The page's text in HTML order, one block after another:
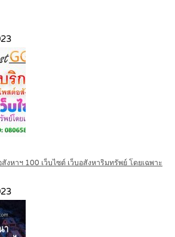
งหาฯ 100 เว็บไซต์ เว็บอสังหาริมทรัพย์ โดยเฉพาะ